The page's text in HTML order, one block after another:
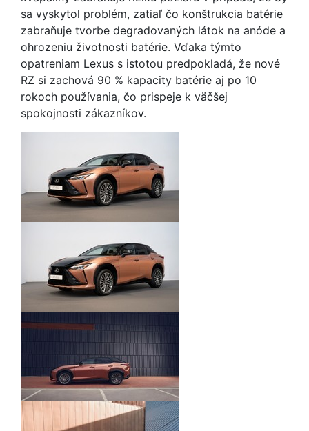
sa vyskytol problém, zatiaľ čo konštrukcia batérie
zabraňuje tvorbe degradovaných látok na anóde a
ohrozeniu životnosti batérie. Vďaka týmto
opatreniam Lexus s istotou predpokladá, že nové
RZ si zachová 90 % kapacity batérie aj po 10
rokoch používania, čo prispeje k väčšej
spokojnosti zákazníkov.